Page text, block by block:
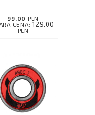
99.00 PLN
CENA: 129.00
PLN